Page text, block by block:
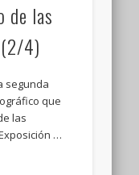
de las
4)
segunda
que
las
…